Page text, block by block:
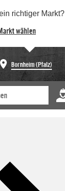
richtiger Markt?
wählen
Bornheim (Pfalz)